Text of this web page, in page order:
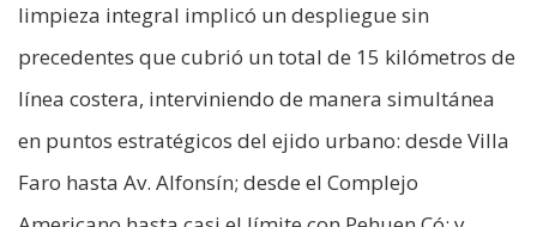
limpieza integral implicó un despliegue sin
precedentes que cubrió un total de 15 kilómetros de
línea costera, interviniendo de manera simultánea
en puntos estratégicos del ejido urbano: desde Villa
Faro hasta Av. Alfonsín; desde el Complejo